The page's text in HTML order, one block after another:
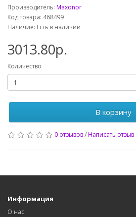
Производитель: Maxonor
Код товара: 468499
Наличие: Есть в наличии
3013.80р.
Количество
В корзину
0 отзывов/Написать отзыв
Информация
О нас